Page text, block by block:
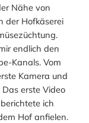
Nähe von
der Hofkäserei
endlich den
Kanals. Vom
Kamera und
erste Video
ich
Hof anfielen.